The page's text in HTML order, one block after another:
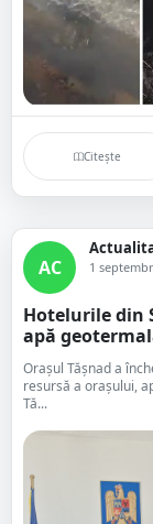
Citește
AC 1
Hotelurile din
apă
Orașul Tășnad a
resursă a orașului,
Tă...